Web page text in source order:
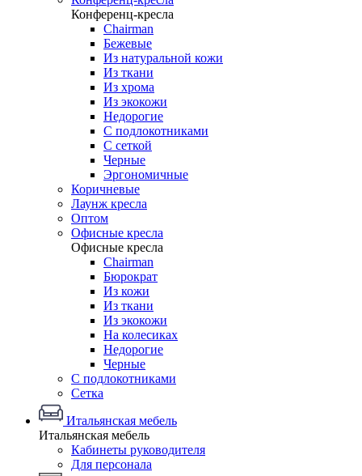
Конференц-кресла
Chairman
Бежевые
Из натуральной кожи
Из ткани
Из хрома
Из экокожи
Недорогие
С подлокотниками
С сеткой
Черные
Эргономичные
Коричневые
Лаунж кресла
Оптом
Офисные кресла
Офисные кресла
Chairman
Бюрократ
Из кожи
Из ткани
Из экокожи
На колесиках
Недорогие
Черные
С подлокотниками
Сетка
Итальянская мебель
Итальянская мебель
Кабинеты руководителя
Для персонала